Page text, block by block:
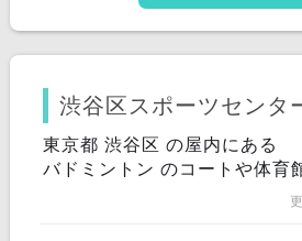
渋谷区スポーツセンタ
東京都 渋谷区 の屋内にある
バドミントン のコートや体育